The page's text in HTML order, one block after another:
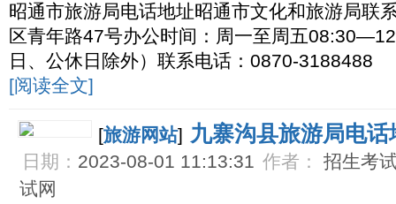
昭通市旅游局电话地址昭通市文化和旅游局联
区青年路47号办公时间：周一至周五
日、公休日除外）联系电话：0870-3188488
[阅读全文]
[旅游网站] 九寨沟县旅游局电话
日期： 2023-08-01 11:13:31 作者：
招生考
试网